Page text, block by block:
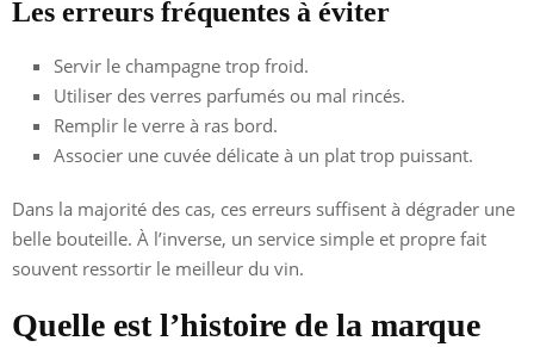
Les erreurs fréquentes à éviter
Servir le champagne trop froid.
Utiliser des verres parfumés ou mal rincés.
Remplir le verre à ras bord.
Associer une cuvée délicate à un plat trop puissant.
Dans la majorité des cas, ces erreurs suffisent à dégrader une
belle bouteille. À l’inverse, un service simple et propre fait
souvent ressortir le meilleur du vin.
Quelle est l’histoire de la marque